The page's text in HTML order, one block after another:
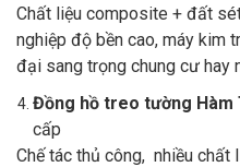
Chất liệu composite + đất
nghiệp độ bền cao, máy kim
đại sang trọng chung cư hay
Đồng hồ treo tường Hàm
cấp
Chế tác thủ công, nhiều chất